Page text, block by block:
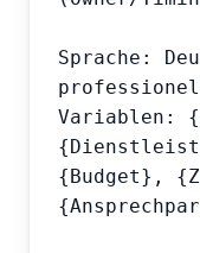
Sprache:
Variablen:
{Budget},